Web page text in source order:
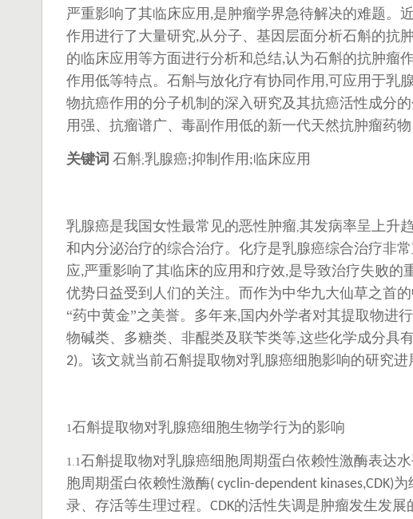
严重影响了其临床应用 ,是肿瘤学界急待解决的难题。
作用进行了大量研究,从分子、基因层面分析石斛的抗
的临床应用等方面进行分析和总结,认为石斛的抗肿瘤
作用低等特点。石斛与放化疗有协同作用 ,可应用于乳
物抗癌作用的分子机制的深入研究及其抗癌活性成分
用强、抗瘤谱广、毒副作用低的新一代天然抗肿瘤药物
关键词 石斛;乳腺癌;抑制作用 ;临床应用
乳腺癌是我国女性最常见的恶性肿瘤,其发病率呈上升
和内分泌治疗的综合治疗。化疗是乳腺癌综合治疗非
应,严重影响了其临床的应用和疗效,是导致治疗失败的
优势日益受到人们的关注。而作为中华九大仙草之首
“药中黄金”之美誉。多年来,国内外学者对其提取物进
物碱类、多糖类、非醌类及联苄类等,这些化学成分具
2)。该文就当前石斛提取物对乳腺癌细胞影响的研究进
1石斛提取物对乳腺癌细胞生物学行为的影响
1.1石斛提取物对乳腺癌细胞周期蛋白依赖性激酶表达
胞周期蛋白依赖性激酶( cyclin-dependent kinases,CDK)为
录、存活等生理过程。 CDK的活性失调是肿瘤发生发展